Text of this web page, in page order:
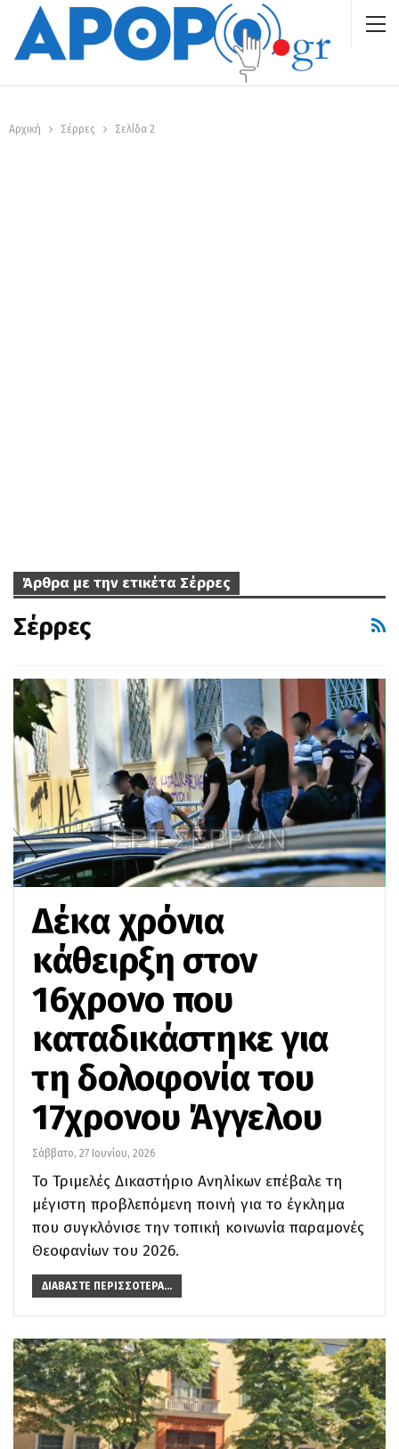
Αρχική Σέρρες Σελίδα 2
Άρθρα με την ετικέτα Σέρρες
Σέρρες
Δέκα χρόνια
κάθειρξη στον
16χρονο που
καταδικάστηκε για
τη δολοφονία του
17χρονου Άγγελου
Σάββατο, 27 Ιουνίου, 2026
Το Τριμελές Δικαστήριο Ανηλίκων επέβαλε τη
μέγιστη προβλεπόμενη ποινή για το έγκλημα
που συγκλόνισε την τοπική κοινωνία παραμονές
Θεοφανίων του 2026.
ΔΙΑΒΆΣΤΕ ΠΕΡΙΣΣΌΤΕΡΑ...